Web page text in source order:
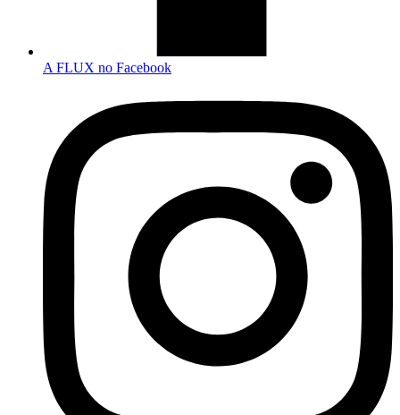
A FLUX no Facebook